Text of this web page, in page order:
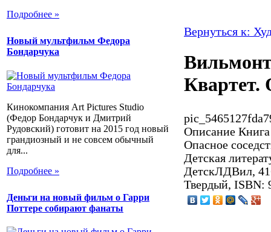
Подробнее »
Новый мультфильм Федора
Бондарчука
Кинокомпания Art Pictures Studio
(Федор Бондарчук и Дмитрий
Рудовский) готовит на 2015 год новый
грандиозный и не совсем обычный
для...
Подробнее »
Деньги на новый фильм о Гарри
Поттере собирают фанаты
Вернуться к:
Квартет.
Описание
Опасное
Детская
ДетскЛДВил,
Твердый, ISBN: